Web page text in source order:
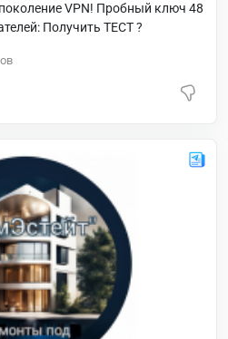
VPN! Пробный ключ 48
Получить ТЕСТ ?